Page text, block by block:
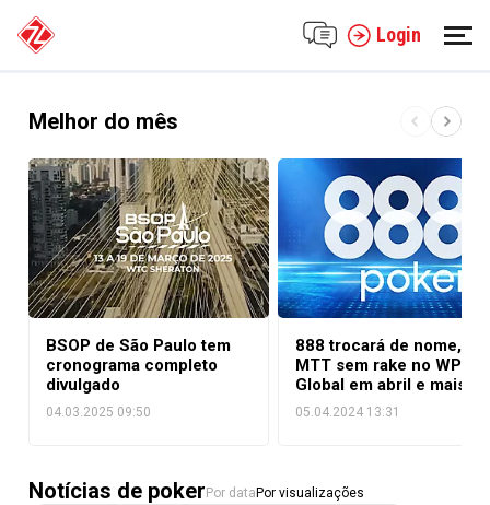
Login
Melhor do mês
BSOP de São Paulo tem
cronograma completo
divulgado
04.03.2025 09:50
888 trocará de nome,
MTT sem rake no WPT
Global em abril e mais
novidades das salas de
05.04.2024 13:31
Notícias de poker Por data Por visualizações